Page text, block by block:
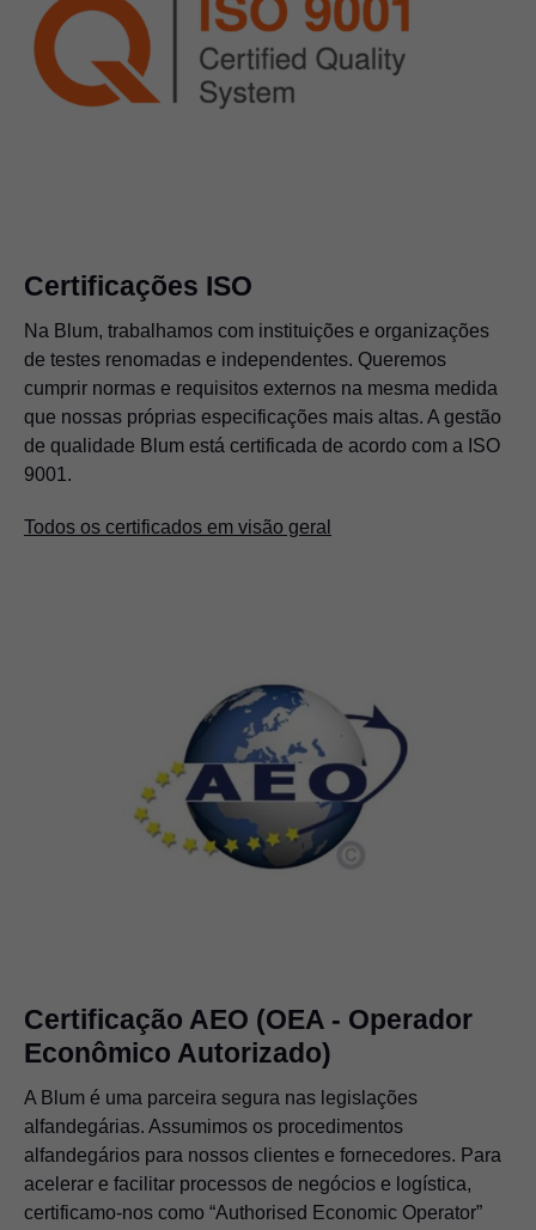
Certificações ISO
Na Blum, trabalhamos com instituições e organizações
de testes renomadas e independentes. Queremos
cumprir normas e requisitos externos na mesma medida
que nossas próprias especificações mais altas. A gestão
de qualidade Blum está certificada de acordo com a ISO
9001.
Todos os certificados em visão geral
Certificação AEO (OEA - Operador
Econômico Autorizado)
A Blum é uma parceira segura nas legislações
alfandegárias. Assumimos os procedimentos
alfandegários para nossos clientes e fornecedores. Para
acelerar e facilitar processos de negócios e logística,
certificamo-nos como “Authorised Economic Operator”